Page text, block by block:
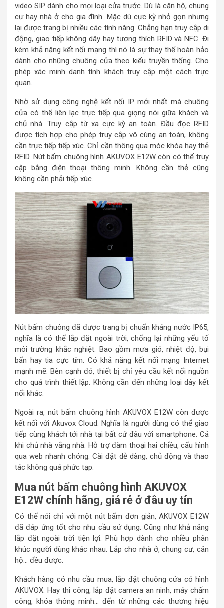
video SIP dành cho mọi loại cửa trước. Dù là căn hộ, chung
cư hay nhà ở cho gia đình. Mặc dù cực kỳ nhỏ gọn nhưng
lại được trang bị nhiều các tính năng. Chẳng hạn truy cập di
động, giao tiếp không dây hay tương thích RFID và NFC. Đi
kèm khả năng kết nối mạng thì nó là sự thay thế hoàn hảo
dành cho những chuông cửa theo kiểu truyền thống. Cho
phép xác minh danh tính khách truy cập một cách trực
quan.
Nhờ sử dụng công nghệ kết nối IP mới nhất mà chuông
cửa có thể liên lạc trực tiếp qua giọng nói giữa khách và
chủ nhà. Truy cập từ xa cực kỳ an toàn. Đầu đọc RFID
được tích hợp cho phép truy cập vô cùng an toàn, không
cần trực tiếp tiếp xúc. Chỉ cần thông qua móc khóa hay thẻ
RFID. Nút bấm chuông hình AKUVOX E12W còn có thể truy
cập bằng điện thoại thông minh. Không cần thẻ cũng
không cần phải tiếp xúc.
Nút bấm chuông đã được trang bị chuẩn kháng nước IP65,
nghĩa là có thể lắp đặt ngoài trời, chống lại những yếu tố
môi trường khắc nghiệt. Bao gồm mưa gió, nhiệt độ, bụi
bẩn hay tia cực tím. Có khả năng kết nối mạng Internet
mạnh mẽ. Bên cạnh đó, thiết bị chỉ yêu cầu kết nối nguồn
cho quá trình thiết lập. Không cần đến những loại dây kết
nối khác.
Ngoài ra, nút bấm chuông hình AKUVOX E12W còn được
kết nối với Akuvox Cloud. Nghĩa là người dùng có thể giao
tiếp cùng khách tới nhà tại bất cứ đâu với smartphone. Cả
khi chủ nhà vắng nhà. Hỗ trợ đàm thoại hai chiều, cấu hình
qua web nhanh chóng. Cài đặt dễ dàng, chủ động và thao
tác không quá phức tạp.
Mua nút bấm chuông hình AKUVOX
E12W chính hãng, giá rẻ ở đâu uy tín
Có thể nói chỉ với một nút bấm đơn giản, AKUVOX E12W
đã đáp ứng tốt cho nhu cầu sử dụng. Cũng như khả năng
lắp đặt ngoài trời tiện lợi. Phù hợp dành cho nhiều phân
khúc người dùng khác nhau. Lắp cho nhà ở, chung cư, căn
hộ… đều được.
Khách hàng có nhu cầu mua, lắp đặt chuông cửa có hình
AKUVOX. Hay thi công, lắp đặt camera an ninh, máy chấm
công, khóa thông minh… đến từ những các thương hiệu